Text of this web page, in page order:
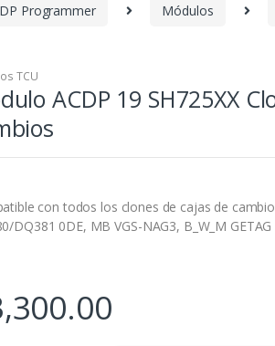
Programmer Módulos
TCU
ACDP 19 SH725XX
con todos los clones de cajas de
DQ381 0DE, MB VGS-NAG3, B_W_M